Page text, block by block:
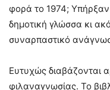
φορά το 1974;
δημοτική γλώσσα κι
συναρπαστικό
Ευτυχώς διαβάζονται
φιλαναγνωσίας. Το